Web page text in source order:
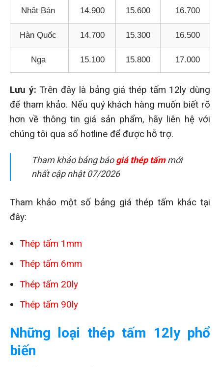
Nhật Bản 14.900 15.600 16.700
Hàn Quốc 14.700 15.300 16.500
Nga 15.100 15.800 17.000
Lưu ý: Trên đây là bảng giá thép tấm 12ly dùng
để tham khảo. Nếu quý khách hàng muốn biết rõ
hơn về thông tin giá sản phẩm, hãy liên hệ với
chúng tôi qua số hotline để được hỗ trợ.
Tham khảo bảng báogiá thép tấmmới
nhất cập nhật 07/2026
Tham khảo một số bảng giá thép tấm khác tại
đây:
Thép tấm 1mm
Thép tấm 6mm
Thép tấm 20ly
Thép tấm 90ly
Những loại thép tấm 12ly phổ
biến